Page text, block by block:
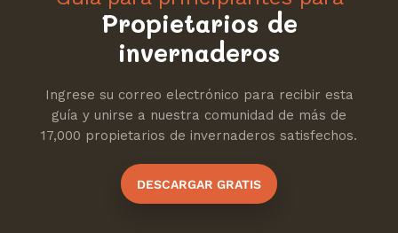
Propietarios de
invernaderos
Ingrese su correo electrónico para recibir esta
guía y unirse a nuestra comunidad de más de
17,000 propietarios de invernaderos satisfechos.
DESCARGAR GRATIS